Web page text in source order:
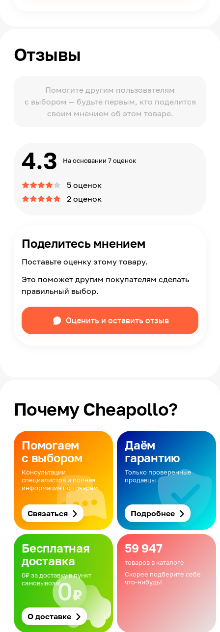
Отзывы
Помогите другим пользователям
с выбором — будьте первым, кто поделится
своим мнением об этом товаре.
4.3 На основании 7 оценок
5 оценок
2 оценок
Поделитесь мнением
Поставьте оценку этому товару.
Это поможет другим покупателям сделать
правильный выбор.
Оценить и оставить отзыв
Почему Cheapollo?
Помогаем
с выбором
Консультации
специалистов и полная
информация по товарам
Связаться
Даём
гарантию
Только проверенные
продавцы
Подробнее
Бесплатная
доставка
0₽ за доставку в пункт
самовывоза!
О доставке
59 947
товаров в каталоге
Скорее подберите себе
что-нибудь!